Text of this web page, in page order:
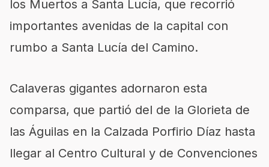
los Muertos a Santa Lucía, que recorrió
importantes avenidas de la capital con
rumbo a Santa Lucía del Camino.
Calaveras gigantes adornaron esta
comparsa, que partió del de la Glorieta de
las Águilas en la Calzada Porfirio Díaz hasta
llegar al Centro Cultural y de Convenciones